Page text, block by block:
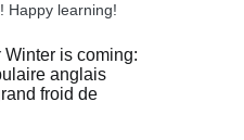
Happy learning!
Winter is coming:
anglais
froid de